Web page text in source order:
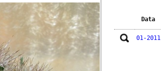
Data
01-2011